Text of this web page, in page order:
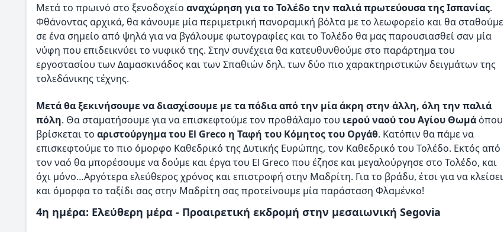
Μετά το πρωινό στο ξενοδοχείο αναχώρηση για το Τολέδο την παλιά πρωτεύουσα της Ισπανίας.
Φθάνοντας αρχικά, θα κάνουμε μία περιμετρική πανοραμική βόλτα με το λεωφορείο και θα σταθούμε
σε ένα σημείο από ψηλά για να βγάλουμε φωτογραφίες και το Τολέδο θα μας παρουσιασθεί σαν μία
νύφη που επιδεικνύει το νυφικό της. Στην συνέχεια θα κατευθυνθούμε στο παράρτημα του
εργοστασίου των Δαμασκινάδος και των Σπαθιών δηλ. των δύο πιο χαρακτηριστικών δειγμάτων της
τολεδάνικης τέχνης.
Μετά θα ξεκινήσουμε να διασχίσουμε με τα πόδια από την μία άκρη στην άλλη, όλη την παλιά
πόλη. Θα σταματήσουμε για να επισκεφτούμε τον προθάλαμο του ιερού ναού του Αγίου Θωμά όπου
βρίσκεται το αριστούργημα του El Greco η Ταφή του Κόμητος του Οργάθ. Κατόπιν θα πάμε να
επισκεφτούμε το πιο όμορφο Καθεδρικό της Δυτικής Ευρώπης, τον Καθεδρικό του Τολέδο. Εκτός από
τον ναό θα μπορέσουμε να δούμε και έργα του El Greco που έζησε και μεγαλούργησε στο Τολέδο, και
όχι μόνο…Αργότερα ελεύθερος χρόνος και επιστροφή στην Μαδρίτη. Για το βράδυ, έτσι για να κλείσει
και όμορφα το ταξίδι σας στην Μαδρίτη σας προτείνουμε μία παράσταση Φλαμένκο!
4η ημέρα: Ελεύθερη μέρα - Προαιρετική εκδρομή στην μεσαιωνική Segovia